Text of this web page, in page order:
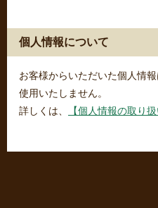
個人情報について
お客様からいただいた個人情
使用いたしません。
詳しくは、
【個人情報の取り